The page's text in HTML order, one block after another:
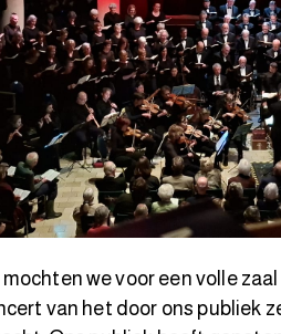
we voor een volle
van het door ons publiek